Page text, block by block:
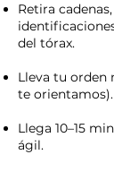
Retira
del tórax.
Lleva tu orden
te orientamos).
Llega 10–15
ágil.